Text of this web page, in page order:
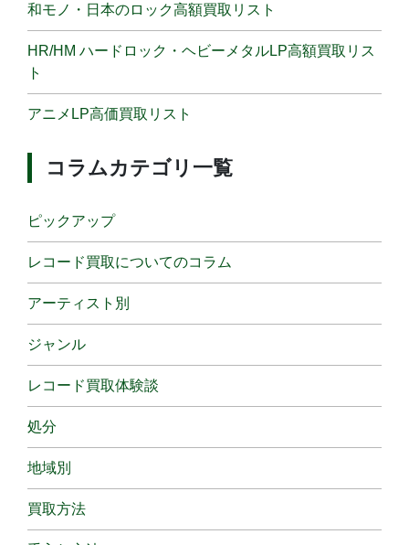
和モノ・日本のロック高額買取リスト
HR/HM ハードロック・ヘビーメタルLP高額買取リス
ト
アニメLP高価買取リスト
コラムカテゴリ一覧
ピックアップ
レコード買取についてのコラム
アーティスト別
ジャンル
レコード買取体験談
処分
地域別
買取方法